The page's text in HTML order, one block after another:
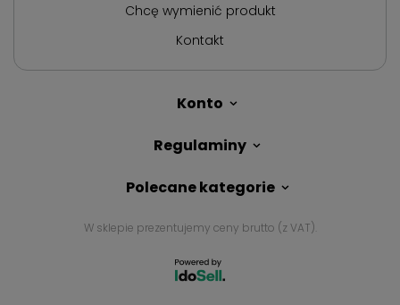
Chcę wymienić produkt
Kontakt
Konto
Regulaminy
Polecane kategorie
W sklepie prezentujemy ceny brutto (z VAT).